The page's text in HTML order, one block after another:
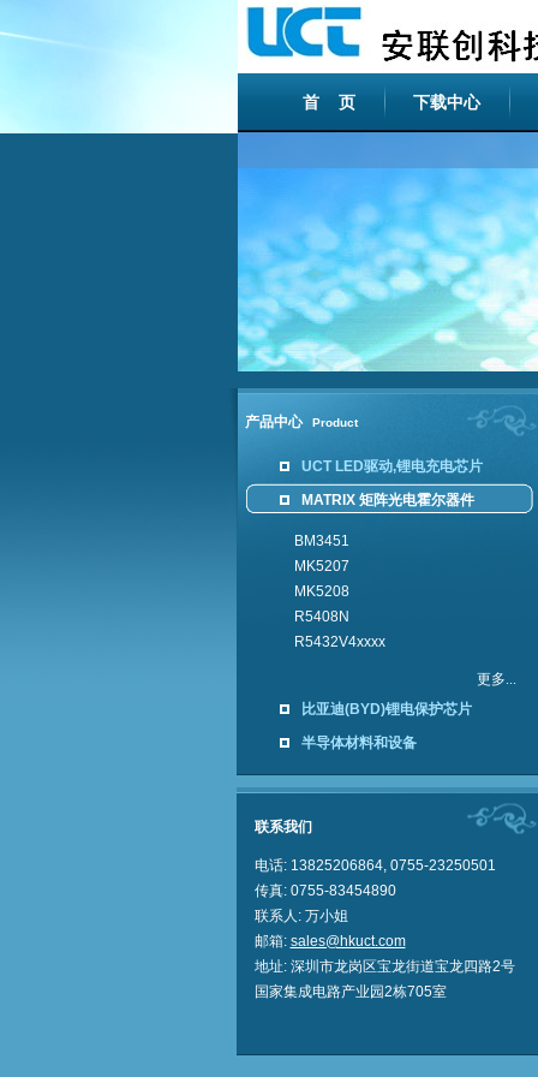
首 页 下载中心
产品中心 Product
UCT LED驱动,锂电充电芯片
MATRIX 矩阵光电霍尔器件
BM3451
MK5207
MK5208
R5408N
R5432V4xxxx
更多...
比亚迪(BYD)锂电保护芯片
半导体材料和设备
联系我们
电话: 13825206864, 0755-23250501
传真: 0755-83454890
联系人: 万小姐
邮箱: sales@hkuct.com
地址: 深圳 市龙岗区宝龙街道宝龙四路2号
国家集成电路产业园2栋705室